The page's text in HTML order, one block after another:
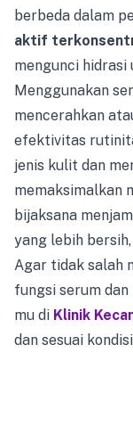
berbeda dalam
aktif
mengunci hidrasi
Menggunakan
mencerahkan
efektivitas
jenis kulit dan
memaksimalkan
bijaksana
yang lebih
Agar tidak salah
fungsi serum
mu di Klinik
dan sesuai